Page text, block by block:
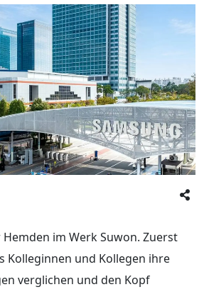
im Werk Suwon. Zuerst
Kolleginnen und Kollegen ihre
verglichen und den Kopf